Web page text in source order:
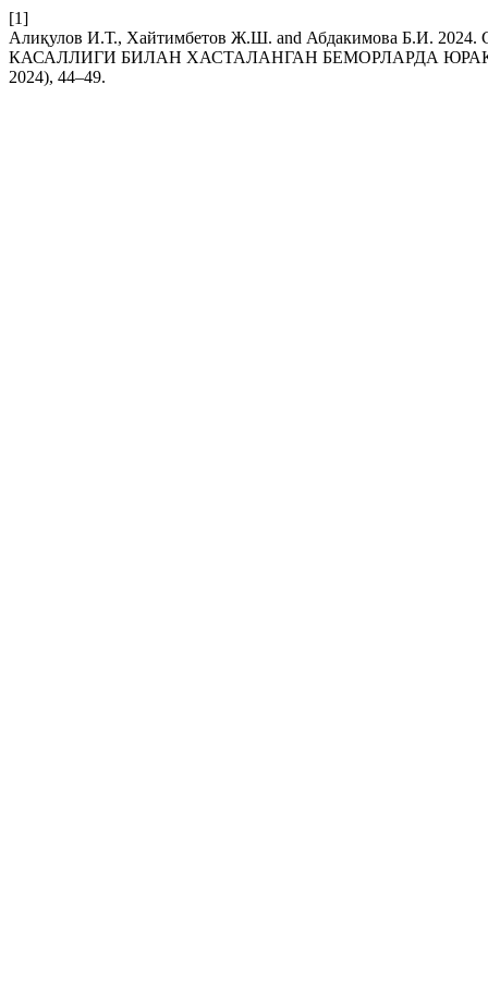
[1]
Алиқулов И.Т., Хайтимбетов Ж.Ш. and Абдакимова
КАСАЛЛИГИ БИЛАН ХАСТАЛАНГАН БЕМОРЛАРДА
2024), 44–49.